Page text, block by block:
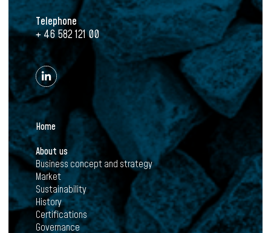
Telephone
+ 46 582 121 00
Home
About us
Business concept and strategy
Market
Sustainability
History
Certifications
Governance